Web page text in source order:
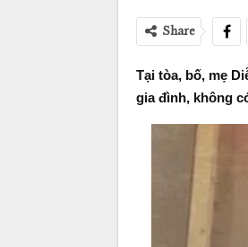
Share
Tại tòa, bố, mẹ
gia đình, không